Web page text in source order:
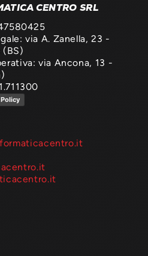
CENTRO SRL
via A. Zanella, 23 -
(BS)
via Ancona, 13 -